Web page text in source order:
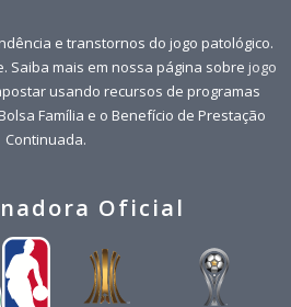
e transtornos do jogo patológico.
Saiba mais em nossa página sobre jogo
usando recursos de programas
Família e o Benefício de Prestação
Continuada.
Oficial